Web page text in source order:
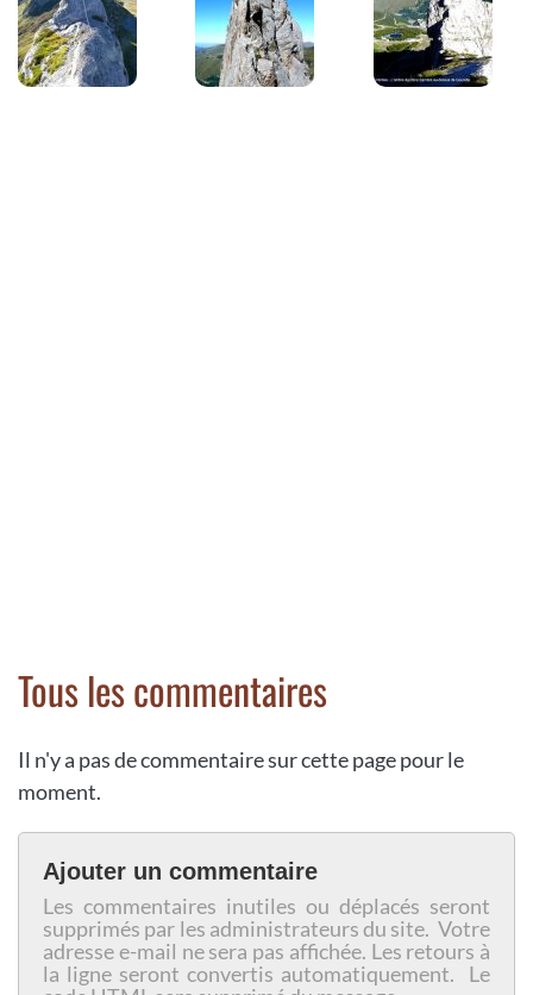
Tous les commentaires
Il n'y a pas de commentaire sur cette page pour le
moment.
Ajouter un commentaire
Les commentaires inutiles ou déplacés seront
supprimés par les administrateurs du site. Votre
adresse e-mail ne sera pas affichée. Les retours à
la ligne seront convertis automatiquement. Le